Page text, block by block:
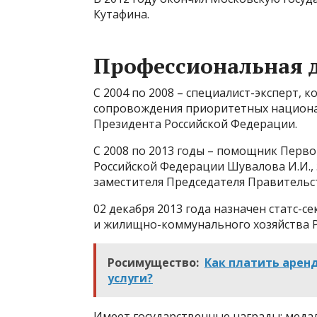
Кутафина.
Профессиональная
С 2004 по 2008 – специалист-эксперт,
сопровождения приоритетных
Президента Российской Федерации.
С 2008 по 2013 годы – помощник
Российской Федерации Шувалова И.И.,
заместителя Председателя
02 декабря 2013 года назначен статс-
и жилищно-коммунального хозяйства
Росимущество: Как платить
услуги?